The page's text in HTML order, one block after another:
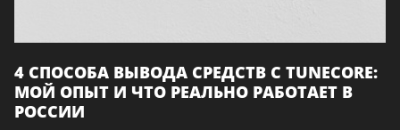
4 СПОСОБА ВЫВОДА СРЕДСТВ С TUNECORE:
МОЙ ОПЫТ И ЧТО РЕАЛЬНО РАБОТАЕТ В
РОССИИ